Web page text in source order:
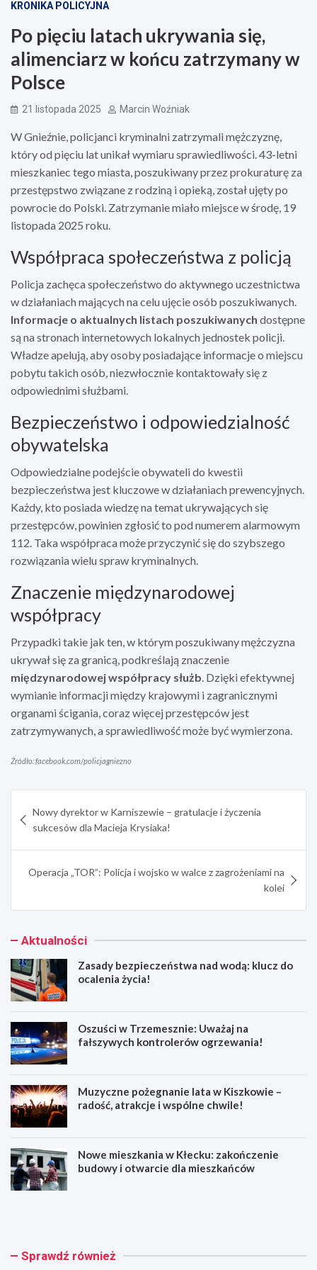
KRONIKA POLICYJNA
Po pięciu latach ukrywania się,
alimenciarz w końcu zatrzymany w
Polsce
21 listopada 2025 Marcin Woźniak
W Gnieźnie, policjanci kryminalni zatrzymali mężczyznę,
który od pięciu lat unikał wymiaru sprawiedliwości. 43-letni
mieszkaniec tego miasta, poszukiwany przez prokuraturę za
przestępstwo związane z rodziną i opieką, został ujęty po
powrocie do Polski. Zatrzymanie miało miejsce w środę, 19
listopada 2025 roku.
Współpraca społeczeństwa z policją
Policja zachęca społeczeństwo do aktywnego uczestnictwa
w działaniach mających na celu ujęcie osób poszukiwanych.
Informacje o aktualnych listach poszukiwanych dostępne
są na stronach internetowych lokalnych jednostek policji.
Władze apelują, aby osoby posiadające informacje o miejscu
pobytu takich osób, niezwłocznie kontaktowały się z
odpowiednimi służbami.
Bezpieczeństwo i odpowiedzialność
obywatelska
Odpowiedzialne podejście obywateli do kwestii
bezpieczeństwa jest kluczowe w działaniach prewencyjnych.
Każdy, kto posiada wiedzę na temat ukrywających się
przestępców, powinien zgłosić to pod numerem alarmowym
112. Taka współpraca może przyczynić się do szybszego
rozwiązania wielu spraw kryminalnych.
Znaczenie międzynarodowej
współpracy
Przypadki takie jak ten, w którym poszukiwany mężczyzna
ukrywał się za granicą, podkreślają znaczenie
międzynarodowej współpracy służb. Dzięki efektywnej
wymianie informacji między krajowymi i zagranicznymi
organami ścigania, coraz więcej przestępców jest
zatrzymywanych, a sprawiedliwość może być wymierzona.
Źródło: facebook.com/policjagniezno
wpisu
Nowy dyrektor w Karniszewie – gratulacje i życzenia
sukcesów dla Macieja Krysiaka!
Operacja „TOR”: Policja i wojsko w walce z zagrożeniami na
kolei
Aktualności
Zasady bezpieczeństwa nad wodą: klucz do
ocalenia życia!
Oszuści w Trzemesznie: Uważaj na
fałszywych kontrolerów ogrzewania!
Muzyczne pożegnanie lata w Kiszkowie –
radość, atrakcje i wspólne chwile!
Nowe mieszkania w Kłecku: zakończenie
budowy i otwarcie dla mieszkańców
Z
y
O
c Sprawdź również